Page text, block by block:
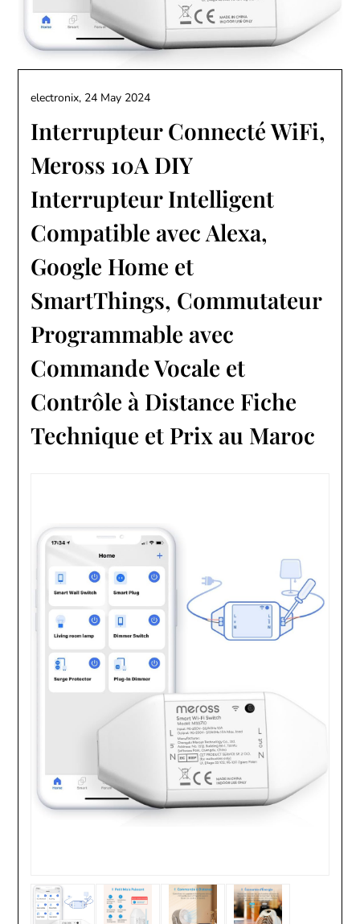
Interrupteur Connecté WiFi,
Meross 10A DIY
Interrupteur Intelligent
Compatible avec Alexa,
Google Home et
SmartThings, Commutateur
Programmable avec
Commande Vocale et
Contrôle à Distance Fiche
Technique et Prix au Maroc
electronix, 24 May 2024